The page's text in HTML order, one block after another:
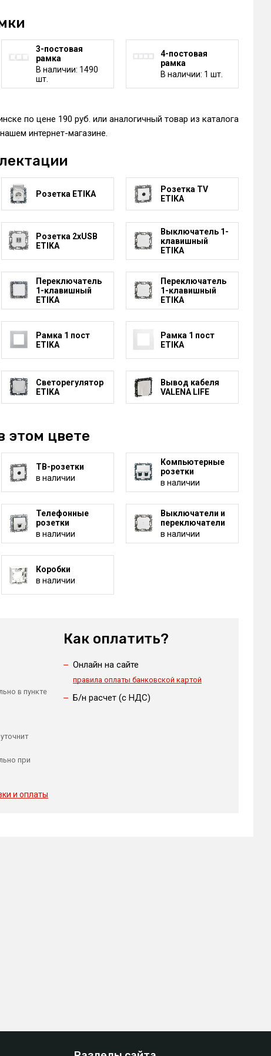
3-постовая
рамка
В наличии: 1490
шт.
4-постовая
рамка
В наличии: 1 шт.
по цене 190 руб. или аналогичный товар из каталога
интернет-магазине.
Розетка ETIKA
Розетка TV
ETIKA
Розетка 2xUSB
ETIKA
Выключатель 1-
клавишный
ETIKA
Переключатель
1-клавишный
ETIKA
Переключатель
1-клавишный
ETIKA
Рамка 1 пост
ETIKA
Рамка 1 пост
ETIKA
Светорегулятор
ETIKA
Вывод кабеля
VALENA LIFE
этом цвете
ТВ-розетки
в наличии
Компьютерные
розетки
в наличии
Телефонные
розетки
в наличии
Выключатели и
переключатели
в наличии
Коробки
в наличии
в пункте
при
и оплаты
Как оплатить?
Онлайн на сайте
правила оплаты банковской картой
Б/н расчет (c НДС)